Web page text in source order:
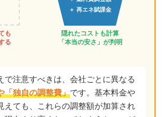
も
る
＋ 再エネ賦課金
隠れたコストも計算
「本当の安さ」が判明
で注意すべきは、会社ごとに異なる
「独自の調整費」です。基本料金や
えても、これらの調整額が加算され